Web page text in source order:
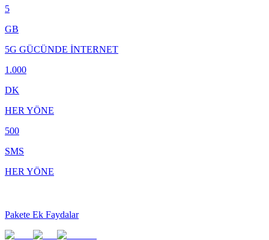
5
GB
5G GÜCÜNDE İNTERNET
1.000
DK
HER YÖNE
500
SMS
HER YÖNE
Pakete Ek Faydalar